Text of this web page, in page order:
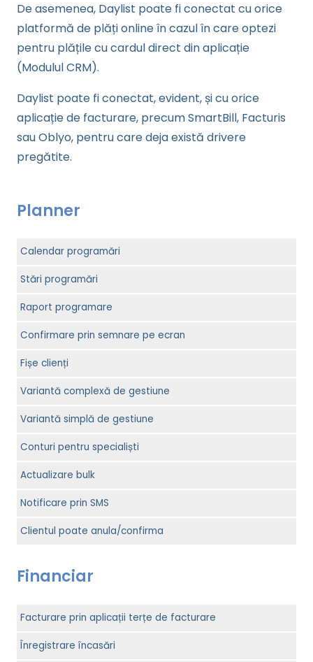
De asemenea, Daylist poate fi conectat cu orice
platformă de plăți online în cazul în care optezi
pentru plățile cu cardul direct din aplicație
(Modulul CRM).
Daylist poate fi conectat, evident, și cu orice
aplicație de facturare, precum SmartBill, Facturis
sau Oblyo, pentru care deja există drivere
pregătite.
Planner
Calendar programări
Stări programări
Raport programare
Confirmare prin semnare pe ecran
Fișe clienți
Variantă complexă de gestiune
Variantă simplă de gestiune
Conturi pentru specialiști
Actualizare bulk
Notificare prin SMS
Clientul poate anula/confirma
Financiar
Facturare prin aplicații terțe de facturare
Înregistrare încasări